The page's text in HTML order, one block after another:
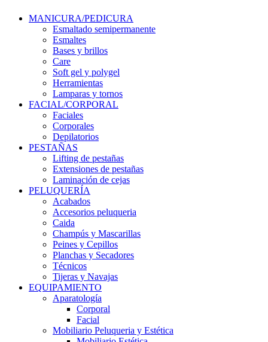
MANICURA/PEDICURA
Esmaltado semipermanente
Esmaltes
Bases y brillos
Care
Soft gel y polygel
Herramientas
Lamparas y tornos
FACIAL/CORPORAL
Faciales
Corporales
Depilatorios
PESTAÑAS
Lifting de pestañas
Extensiones de pestañas
Laminación de cejas
PELUQUERÍA
Acabados
Accesorios peluqueria
Caida
Champús y Mascarillas
Peines y Cepillos
Planchas y Secadores
Técnicos
Tijeras y Navajas
EQUIPAMIENTO
Aparatología
Corporal
Facial
Mobiliario Peluqueria y Estética